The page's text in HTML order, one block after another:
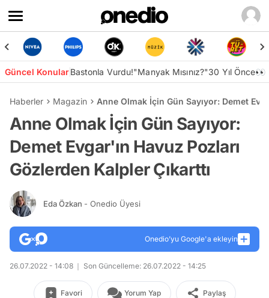
Güncel KonularBastonla Vurdu!"Manyak Mısınız?"30 Yıl Önce👀
Haberler Magazin Anne Olmak İçin Gün Sayıyor: Demet
Anne Olmak İçin Gün Sayıyor:
Demet Evgar'ın Havuz Pozları
Gözlerden Kalpler Çıkarttı
Eda Özkan - Onedio Üyesi
Onedio’yu Google'a ekleyin
26.07.2022 - 14:08 Son Güncelleme: 26.07.2022 - 14:25
Favori Yorum Yap Paylaş